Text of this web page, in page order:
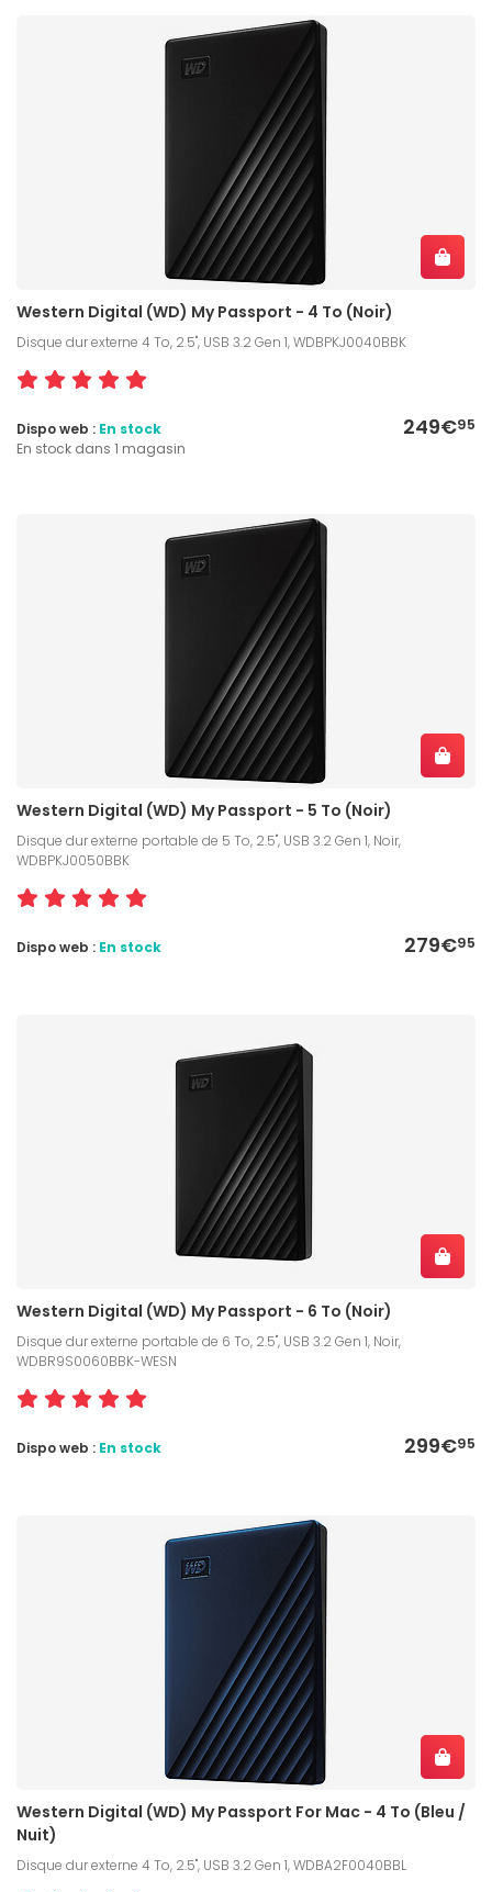
Western Digital (WD) My Passport - 4 To (Noir)
Disque dur externe 4 To, 2.5", USB 3.2 Gen 1, WDBPKJ0040BBK
249€95
Dispo web : En stock
En stock dans 1 magasin
Western Digital (WD) My Passport - 5 To (Noir)
Disque dur externe portable de 5 To, 2.5", USB 3.2 Gen 1, Noir,
WDBPKJ0050BBK
279€95
Dispo web : En stock
Western Digital (WD) My Passport - 6 To (Noir)
Disque dur externe portable de 6 To, 2.5", USB 3.2 Gen 1, Noir,
WDBR9S0060BBK-WESN
299€95
Dispo web : En stock
Western Digital (WD) My Passport For Mac - 4 To (Bleu /
Nuit)
Disque dur externe 4 To, 2.5", USB 3.2 Gen 1, WDBA2F0040BBL